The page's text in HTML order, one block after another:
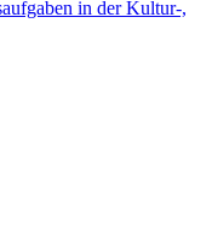
in der Kultur-,